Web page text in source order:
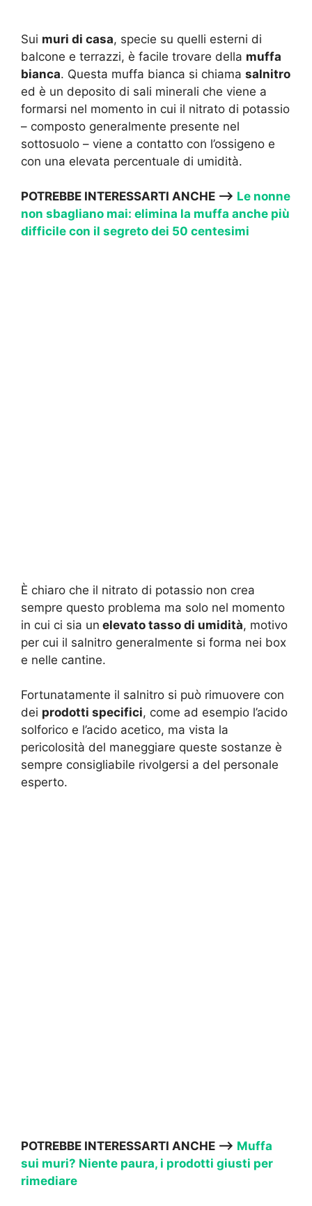
Sui muri di casa, specie su quelli esterni di
balcone e terrazzi, è facile trovare della muffa
bianca. Questa muffa bianca si chiama salnitro
ed è un deposito di sali minerali che viene a
formarsi nel momento in cui il nitrato di potassio
– composto generalmente presente nel
sottosuolo – viene a contatto con l’ossigeno e
con una elevata percentuale di umidità.
POTREBBE INTERESSARTI ANCHE —-> Le nonne
non sbagliano mai: elimina la muffa anche più
difficile con il segreto dei 50 centesimi
È chiaro che il nitrato di potassio non crea
sempre questo problema ma solo nel momento
in cui ci sia un elevato tasso di umidità, motivo
per cui il salnitro generalmente si forma nei box
e nelle cantine.
Fortunatamente il salnitro si può rimuovere con
dei prodotti specifici, come ad esempio l’acido
solforico e l’acido acetico, ma vista la
pericolosità del maneggiare queste sostanze è
sempre consigliabile rivolgersi a del personale
esperto.
POTREBBE INTERESSARTI ANCHE —-> Muffa
sui muri? Niente paura, i prodotti giusti per
rimediare